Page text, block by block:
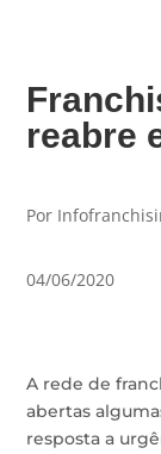
reabre
Por
04/06/2020
A rede de
abertas
resposta a